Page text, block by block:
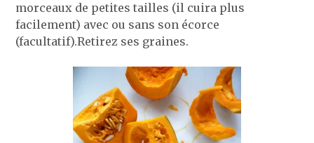
morceaux de petites tailles (il cuira plus
facilement) avec ou sans son écorce
(facultatif).Retirez ses graines.